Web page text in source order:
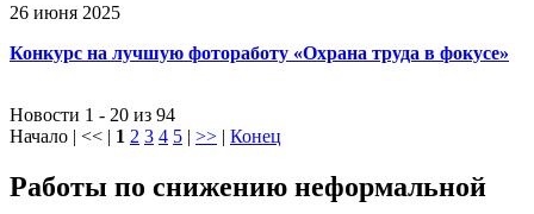
26 июня 2025
Конкурс на лучшую фотоработу «Охрана труда в фокусе»
Новости 1 - 20 из 94
Начало | << | 1 2 3 4 5 | >> | Конец
Работы по снижению неформальной